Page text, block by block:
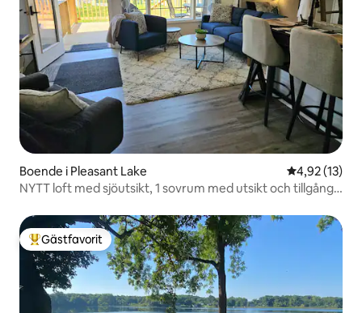
Boende i Pleasant Lake 4,92 av 5 i
4,92 (13)
NYTT loft med sjöutsikt, 1 sovrum med utsikt och tillgång
Populär gästfavorit
Gästfavorit